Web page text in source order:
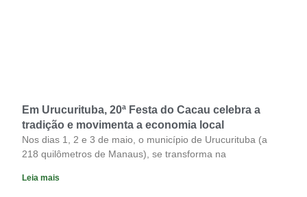
Em Urucurituba, 20ª Festa do Cacau celebra a
tradição e movimenta a economia local
Nos dias 1, 2 e 3 de maio, o município de Urucurituba (a
218 quilômetros de Manaus), se transforma na
Leia mais